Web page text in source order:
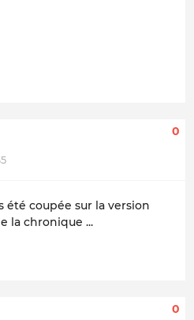
0
été coupée sur la version
la chronique ...
0